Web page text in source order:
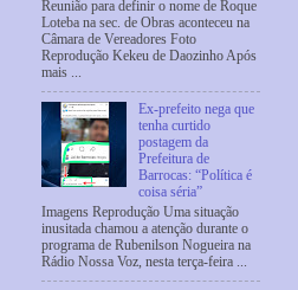
Reunião para definir o nome de Roque
Loteba na sec. de Obras aconteceu na
Câmara de Vereadores Foto
Reprodução Kekeu de Daozinho Após
mais ...
Ex-prefeito nega que
tenha curtido
postagem da
Prefeitura de
Barrocas: “Política é
coisa séria”
Imagens Reprodução Uma situação
inusitada chamou a atenção durante o
programa de Rubenilson Nogueira na
Rádio Nossa Voz, nesta terça-feira ...